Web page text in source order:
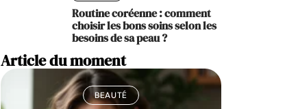
Routine coréenne : comment
choisir les bons soins selon les
besoins de sa peau ?
Article du moment
BEAUTÉ